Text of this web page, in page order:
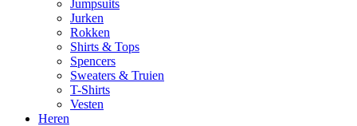
Jumpsuits
Jurken
Rokken
Shirts & Tops
Spencers
Sweaters & Truien
T-Shirts
Vesten
Heren